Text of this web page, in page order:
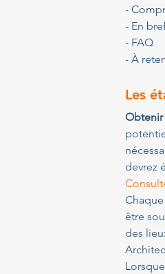
-
- En
- FAQ
- À
Les
Obtenir
devrez
être
des